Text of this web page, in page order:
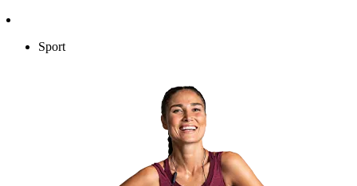
Sport